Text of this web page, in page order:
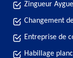
Zingueur
Changement
Entreprise de
Habillage